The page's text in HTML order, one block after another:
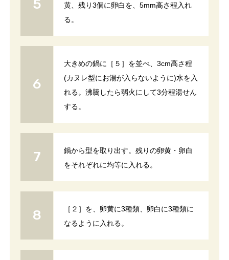
黄、残り3個に卵白を、5mm高さ程入れ
る。
大きめの鍋に［５］を並べ、3cm高さ程
(カヌレ型にお湯が入らないように)水を入
れる。沸騰したら弱火にして3分程湯せん
する。
鍋から型を取り出す。残りの卵黄・卵白
をそれぞれに均等に入れる。
［２］を、卵黄に3種類、卵白に3種類に
なるように入れる。